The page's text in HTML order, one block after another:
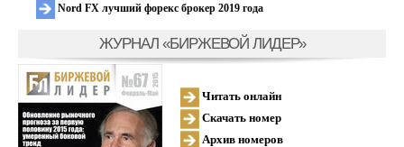
Nord FX лучший форекс брокер 2019 года
ЖУРНАЛ «БИРЖЕВОЙ ЛИДЕР»
Читать онлайн
Скачать номер
Архив номеров